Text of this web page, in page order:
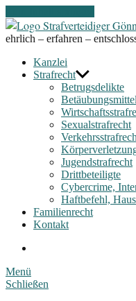
ehrlich – erfahren –
Kanzlei
Strafrecht
Betrugsdelikte
Sexualstrafrecht
Jugendstrafrecht
Drittbeteiligte
Cybercrime,
Haftbefehl,
Familienrecht
Kontakt
Menü
Schließen